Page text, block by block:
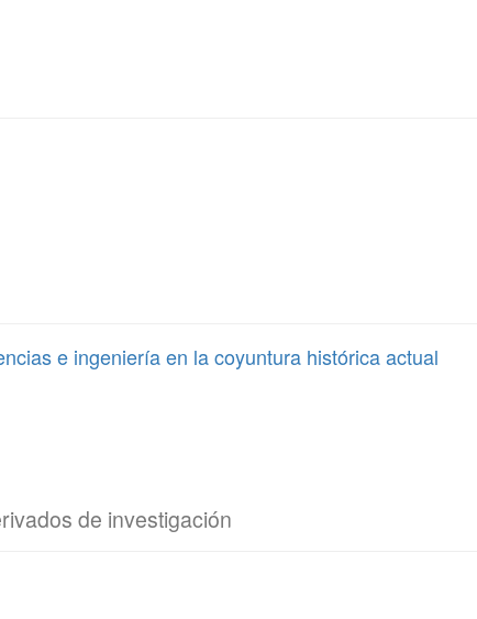
e ingeniería en la coyuntura histórica actual
de investigación